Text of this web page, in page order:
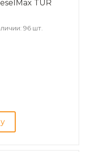
TUR
96 шт.